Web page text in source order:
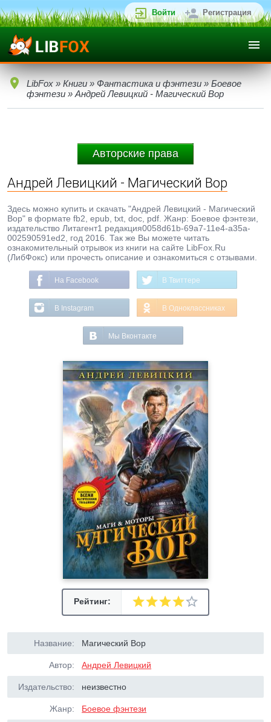
Войти Регистрация
LibFox » Книги » Фантастика и фэнтези » Боевое
фэнтези » Андрей Левицкий - Магический Вор
Авторские права
Андрей Левицкий - Магический Вор
Здесь можно купить и скачать "Андрей Левицкий - Магический
Вор" в формате fb2, epub, txt, doc, pdf. Жанр: Боевое фэнтези,
издательство Литагент1 редакция0058d61b-69a7-11e4-a35a-
002590591ed2, год 2016. Так же Вы можете читать
ознакомительный отрывок из книги на сайте LibFox.Ru
(ЛибФокс) или прочесть описание и ознакомиться с отзывами.
На Facebook В Твиттере
В Instagram В Одноклассниках
Мы Вконтакте
Рейтинг:
Название: Магический Вор
Автор: Андрей Левицкий
Издательство: неизвестно
Жанр: Боевое фэнтези